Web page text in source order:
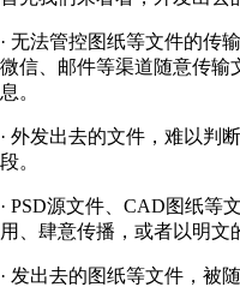
· 无法管控图纸等文件的传
微信、邮件等渠道随意传输
息。
· 外发出去的文件，难以判
段。
· PSD源文件、CAD图纸等
用、肆意传播，或者以明文
· 发出去的图纸等文件，被